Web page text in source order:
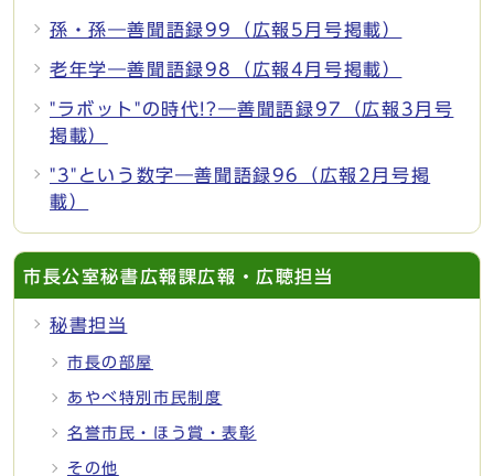
孫・孫―善聞語録99（広報5月号掲載）
老年学―善聞語録98（広報4月号掲載）
"ラボット"の時代!?―善聞語録97（広報3月号
掲載）
"3"という数字―善聞語録96（広報2月号掲
載）
市長公室秘書広報課広報・広聴担当
秘書担当
市長の部屋
あやべ特別市民制度
名誉市民・ほう賞・表彰
その他